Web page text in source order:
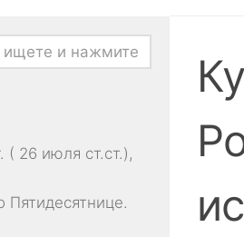
( 26 июля ст.ст.),
Пятидесятнице.